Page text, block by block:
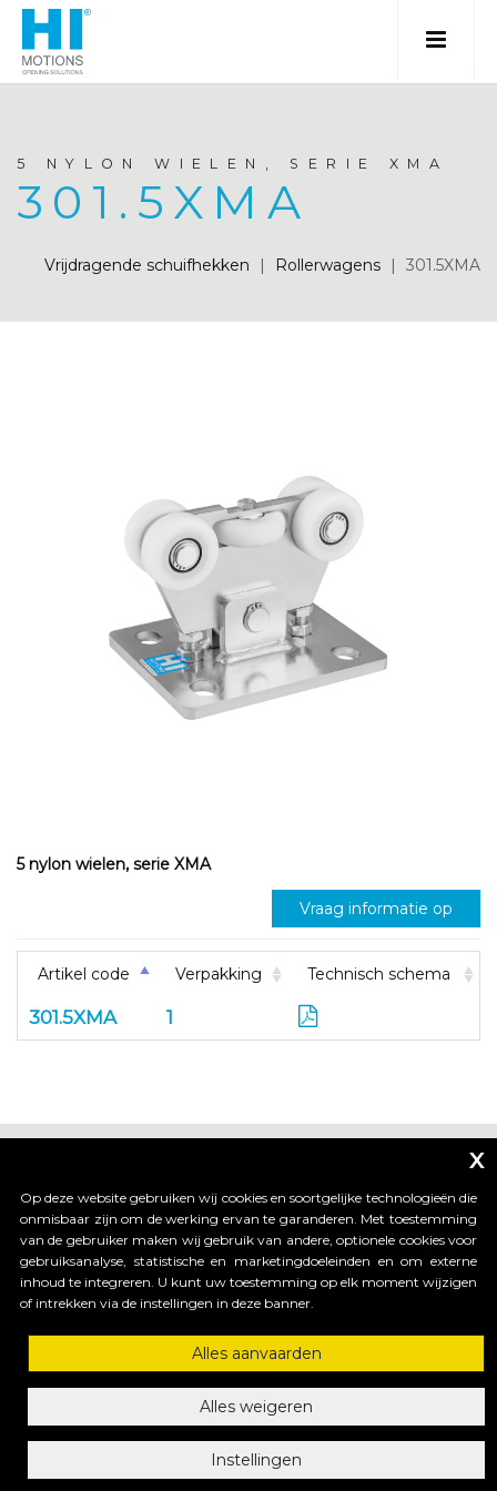
5 NYLON WIELEN, SERIE XMA
301.5XMA
Vrijdragende schuifhekken | Rollerwagens | 301.5XMA
5 nylon wielen, serie XMA
Vraag informatie op
Artikel code Verpakking Technisch schema
301.5XMA 1
_____________________________
HI-MOTIONS S.r.l.
Via dell'industria, 91 - 36030 Sarcedo (VI) Italy
mail: info@himotions.com
C.F. e P.IVA (IT): 03548520240 | Cap. Soc. € 10.000,00 i.v.
Società soggetta a Direzione e Coordinamento di:
Benincà Holding S.p.A. ai sensi dell’ articolo 2497 bis 2 C.C
x
Op deze website gebruiken wij cookies en soortgelijke technologieën die
onmisbaar zijn om de werking ervan te garanderen. Met toestemming
van de gebruiker maken wij gebruik van andere, optionele cookies voor
gebruiksanalyse, statistische en marketingdoeleinden en om externe
inhoud te integreren. U kunt uw toestemming op elk moment wijzigen
of intrekken via de instellingen in deze banner.
Alles aanvaarden
Alles weigeren
Instellingen